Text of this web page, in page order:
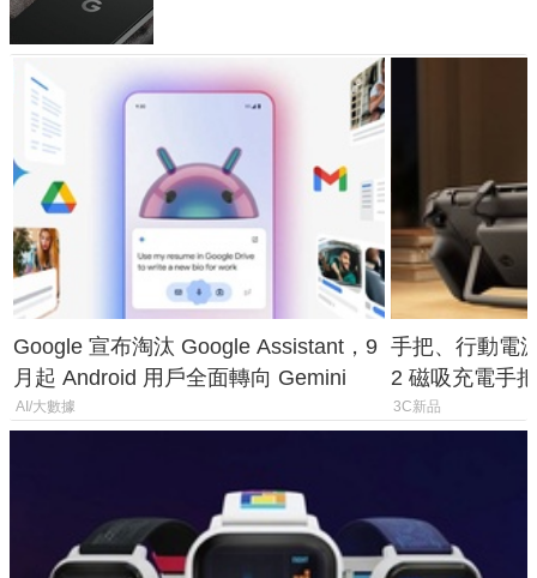
Google 宣布淘汰 Google Assistant，9
月起 Android 用戶全面轉向 Gemini
AI/大數據
手把、行動電
2 磁吸充電手
倍
3C新品